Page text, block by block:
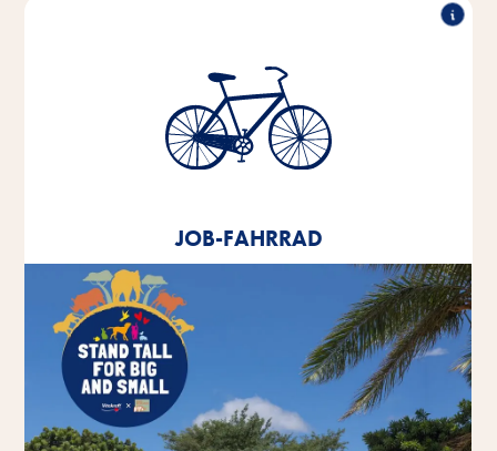
JOB-FAHRRAD
Job-Fahrrad
Seit 2020 bieten wir allen Mitarbeitenden ein
Leasingangebot für ein Job-Fahrrad an.